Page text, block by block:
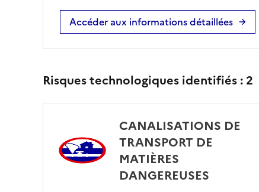
Accéder aux informations détaillées
Risques technologiques identifiés : 2
CANALISATIONS DE
TRANSPORT DE
MATIÈRES
DANGEREUSES